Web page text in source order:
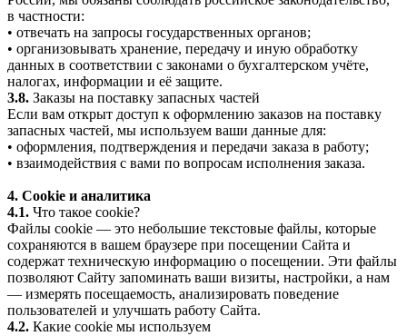
в частности:
• отвечать на запросы государственных органов;
• организовывать хранение, передачу и иную обработку
данных в соответствии с законами о бухгалтерском учёте,
налогах, информации и её защите.
3.8. Заказы на поставку запасных частей
Если вам открыт доступ к оформлению заказов на поставку
запасных частей, мы используем ваши данные для:
• оформления, подтверждения и передачи заказа в работу;
• взаимодействия с вами по вопросам исполнения заказа.
4. Cookie и аналитика
4.1. Что такое cookie?
Файлы cookie — это небольшие текстовые файлы, которые
сохраняются в вашем браузере при посещении Сайта и
содержат техническую информацию о посещении. Эти файлы
позволяют Сайту запоминать ваши визиты, настройки, а нам
— измерять посещаемость, анализировать поведение
пользователей и улучшать работу Сайта.
4.2. Какие cookie мы используем